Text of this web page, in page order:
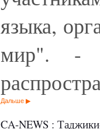
языка,
мир". -
Дальше
CA-NEWS : Таджикистан в